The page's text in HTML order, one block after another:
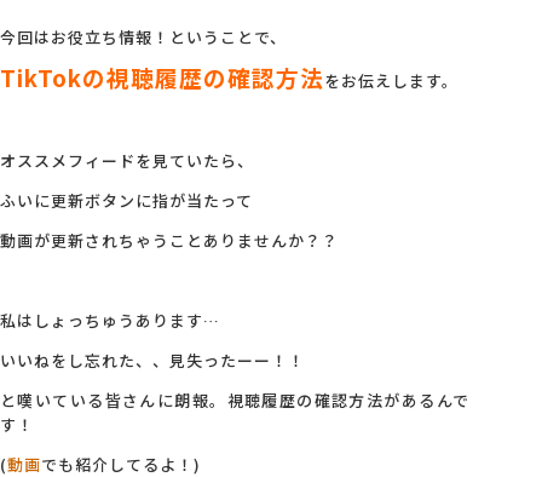
最新ブログ
会社概要
アクセス
採用情報
お問い合わせ
今回はお役立ち情報！ということで、
TikTokの視聴履歴の確認方法をお伝えします。
オススメフィードを見ていたら、
ふいに更新ボタンに指が当たって
動画が更新されちゃうことありませんか？？
私はしょっちゅうあります…
いいねをし忘れた、、見失ったーー！！
と嘆いている皆さんに朗報。視聴履歴の確認方法があるんで
す！
(動画でも紹介してるよ！)